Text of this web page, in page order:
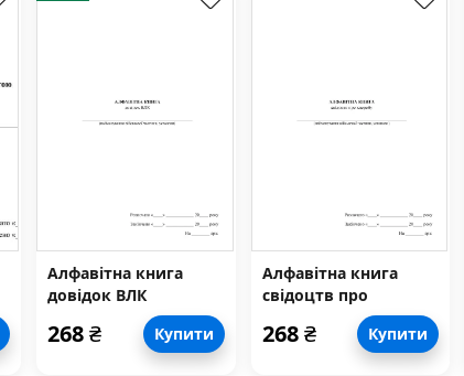
Алфавітна книга
довідок ВЛК
268₴ Купити
Алфавітна книга
свідоцтв про
268₴ Купити